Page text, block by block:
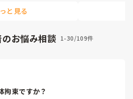
自覚な言動が引き起
います。
と見る
のお悩み相談 1-30/109件
拘束ですか？